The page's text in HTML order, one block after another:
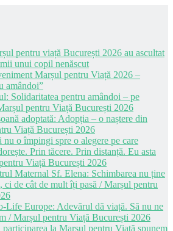
pentru viață București 2026 au ascultat
unui copil nenăscut
Marșul pentru Viață 2026 –
amândoi”
Solidaritatea pentru amândoi – pe
pentru Viață București 2026
adoptată: Adopția – o naștere din
Viață București 2026
nu o împingi spre o alegere pe care
Prin tăcere. Prin distanță. Eu asta
Viață București 2026
Maternal Sf. Elena: Schimbarea nu ține
ci de cât de mult îți pasă / Marșul pentru
Life Europe: Adevărul dă viață. Să nu ne
/ Marșul pentru Viață București 2026
la Marșul pentru Viață spunem